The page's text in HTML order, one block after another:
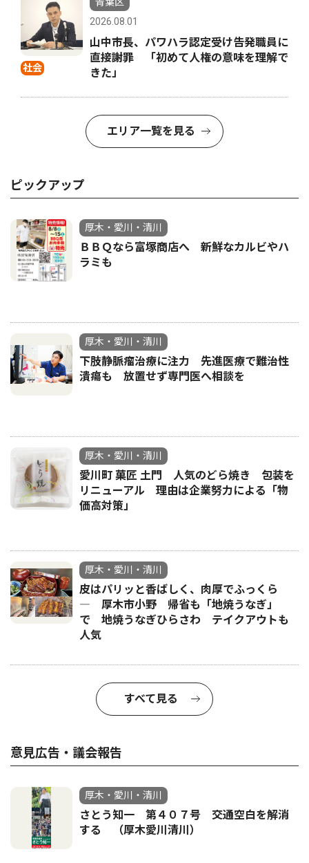
社会
2026.08.01
山中市長、パワハラ認定受け告発職員に
直接謝罪 「初めて人権の意味を理解で
きた」
エリア一覧を見る
ピックアップ
厚木・愛川・清川
ＢＢＱなら富塚商店へ 新鮮なカルビやハ
ラミも
厚木・愛川・清川
下肢静脈瘤治療に注力 先進医療で難治性
潰瘍も 放置せず専門医へ相談を
厚木・愛川・清川
愛川町 菓匠 土門 人気のどら焼き 包装を
リニューアル 理由は企業努力による「物
価高対策」
厚木・愛川・清川
皮はパリッと香ばしく、肉厚でふっくら
― 厚木市小野 帰省も「地焼うなぎ」
で 地焼うなぎひらさわ テイクアウトも
人気
すべて見る
意見広告・議会報告
厚木・愛川・清川
さとう知一 第４０７号 交通空白を解消
する （厚木愛川清川）